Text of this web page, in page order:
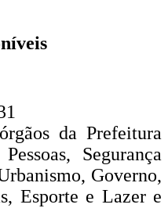
da Prefeitura
Segurança
Governo,
Esporte e Lazer e